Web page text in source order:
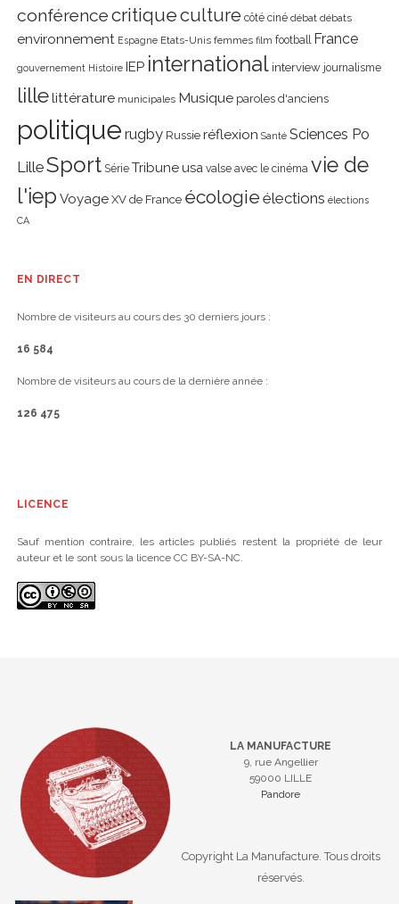
conférencecritiqueculture côté ciné débat débats
environnement Espagne Etats-Unis femmes film football France
gouvernement Histoire IEP international interview journalisme
lillelittérature municipales Musique paroles d'anciens
politique rugby Russie réflexion Santé Sciences Po
LilleSport Série Tribune usa valse avec le cinéma vie de
l'iep Voyage XV de France écologie élections élections
CA
EN DIRECT
Nombre de visiteurs au cours des 30 derniers jours :
16 584
Nombre de visiteurs au cours de la dernière année :
126 475
LICENCE
Sauf mention contraire, les articles publiés restent la propriété de leur
auteur et le sont sous la licence CC BY-SA-NC.
LA MANUFACTURE
9, rue Angellier
59000 LILLE
Pandore
Copyright La Manufacture. Tous droits
réservés.